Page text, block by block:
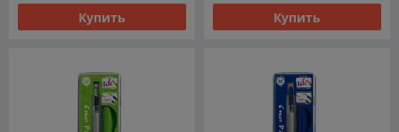
Купить Купить